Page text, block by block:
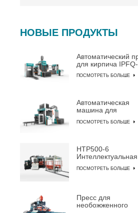
НОВЫЕ ПРОДУКТЫ
Автоматический
для кирпича IPFQ-
ПОСМОТРЕТЬ БОЛЬШЕ
Автоматическая
машина для
IPF10-15
ПОСМОТРЕТЬ БОЛЬШЕ
HTP500-6
Интеллектуальная
производства
ПОСМОТРЕТЬ БОЛЬШЕ
Пресс для
необожженного